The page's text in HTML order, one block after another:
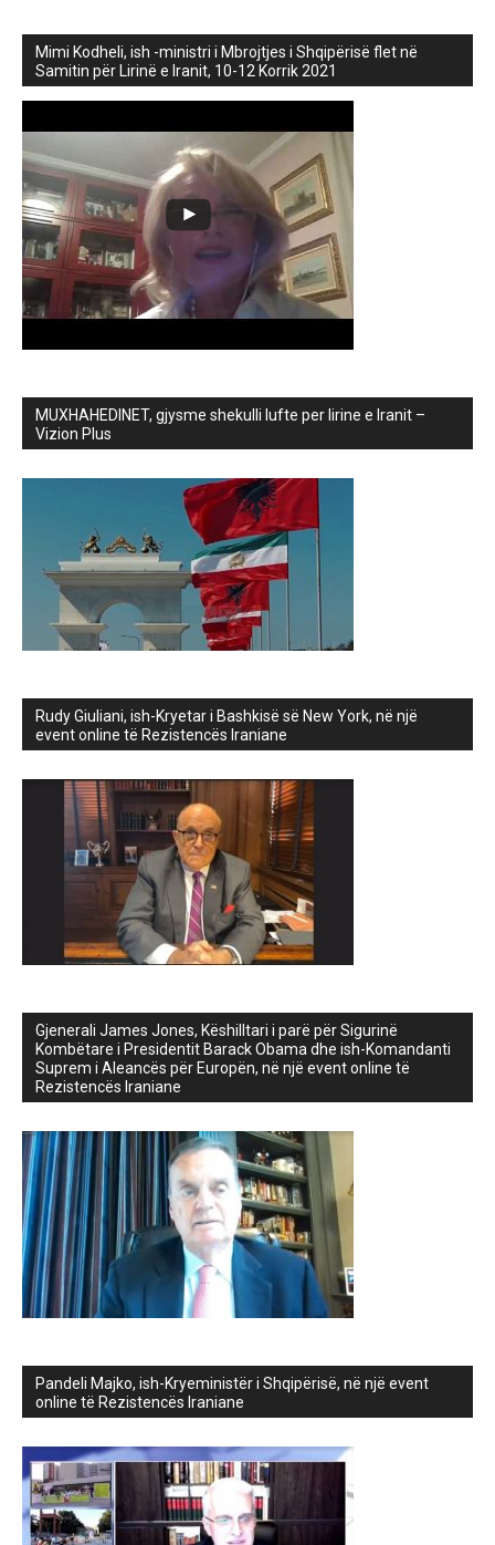
Mimi Kodheli, ish -ministri i Mbrojtjes i Shqipërisë flet në
Samitin për Lirinë e Iranit, 10-12 Korrik 2021
MUXHAHEDINET, gjysme shekulli lufte per lirine e Iranit –
Vizion Plus
Rudy Giuliani, ish-Kryetar i Bashkisë së New York, në një
event online të Rezistencës Iraniane
Gjenerali James Jones, Këshilltari i parë për Sigurinë
Kombëtare i Presidentit Barack Obama dhe ish-Komandanti
Suprem i Aleancës për Europën, në një event online të
Rezistencës Iraniane
Pandeli Majko, ish-Kryeministër i Shqipërisë, në një event
online të Rezistencës Iraniane